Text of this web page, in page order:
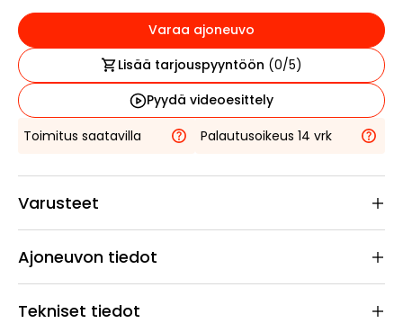
Varaa ajoneuvo
Lisää tarjouspyyntöön (0/5)
Pyydä videoesittely
Toimitus saatavilla
Palautusoikeus 14 vrk
Varusteet
Ajoneuvon tiedot
Tekniset tiedot